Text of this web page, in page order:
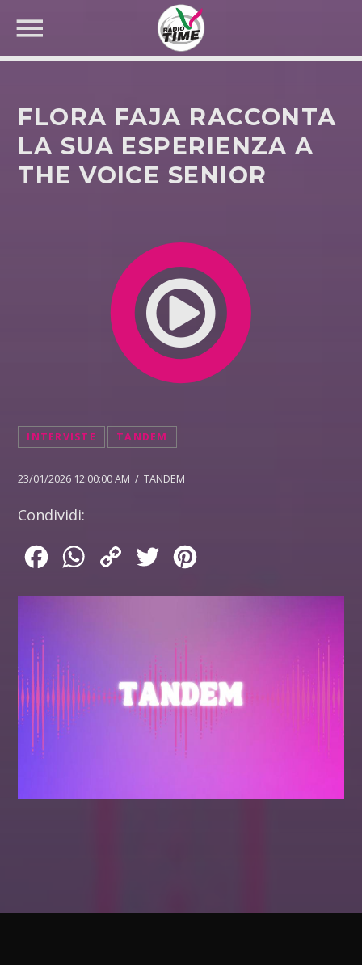
CERCA NEL SITO WEB:
FLORA FAJA RACCONTA
LA SUA ESPERIENZA A
THE VOICE SENIOR
INTERVISTE TANDEM
23/01/2026 12:00:00 AM / TANDEM
Condividi:
FacebookWhatsApp
Copy
Twitter